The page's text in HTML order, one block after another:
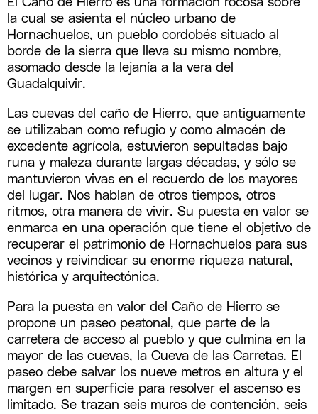
la cual se asienta el núcleo urbano de
Hornachuelos, un pueblo cordobés situado al
borde de la sierra que lleva su mismo nombre,
asomado desde la lejanía a la vera del
Guadalquivir.
Las cuevas del caño de Hierro, que antiguamente
se utilizaban como refugio y como almacén de
excedente agrícola, estuvieron sepultadas bajo
runa y maleza durante largas décadas, y sólo se
mantuvieron vivas en el recuerdo de los mayores
del lugar. Nos hablan de otros tiempos, otros
ritmos, otra manera de vivir. Su puesta en valor se
enmarca en una operación que tiene el objetivo de
recuperar el patrimonio de Hornachuelos para sus
vecinos y reivindicar su enorme riqueza natural,
histórica y arquitectónica.
Para la puesta en valor del Caño de Hierro se
propone un paseo peatonal, que parte de la
carretera de acceso al pueblo y que culmina en la
mayor de las cuevas, la Cueva de las Carretas. El
paseo debe salvar los nueve metros en altura y el
margen en superficie para resolver el ascenso es
limitado. Se trazan seis muros de contención, seis